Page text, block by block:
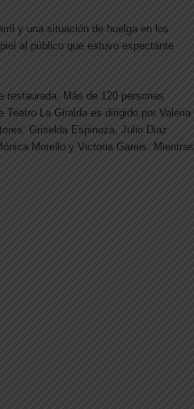
y una situación de huelga en los
al público que estuvo expectante
restaurada. Más de 120 personas
La Giralda es dirigido por Valeria
Griselda Espinoza, Julio Diaz
Morello y Victoria Gareis. Mientras